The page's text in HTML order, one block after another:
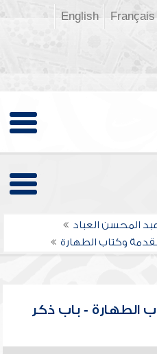
Français
English
المحسن العباد
وكتاب الطهارة
الطهارة - باب ذكر